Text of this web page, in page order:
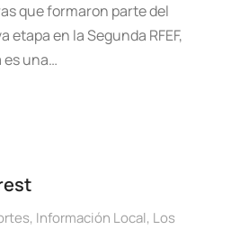
que formaron parte del
etapa en la Segunda RFEF,
es una…
, Información Local, Los